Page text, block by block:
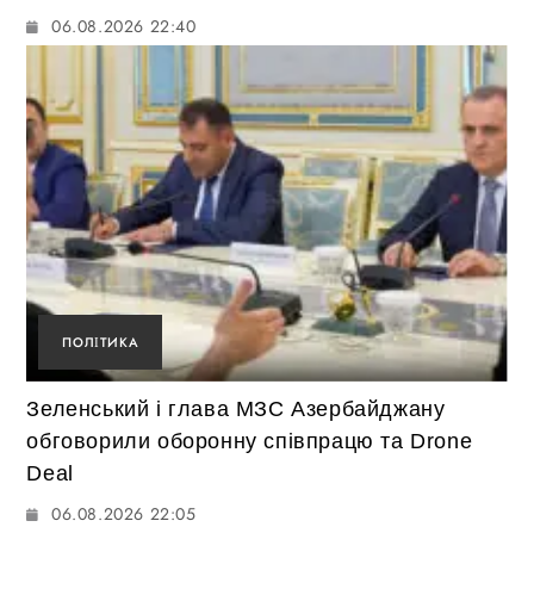
06.08.2026 22:40
ПОЛІТИКА
Зеленський і глава МЗС Азербайджану
обговорили оборонну співпрацю та Drone
Deal
06.08.2026 22:05